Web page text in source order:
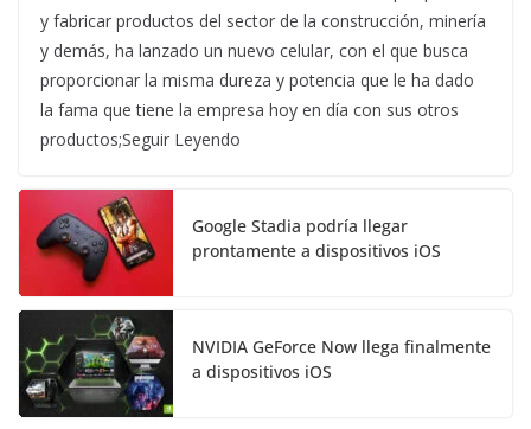
y fabricar productos del sector de la construcción, minería
y demás, ha lanzado un nuevo celular, con el que busca
proporcionar la misma dureza y potencia que le ha dado
la fama que tiene la empresa hoy en día con sus otros
productos;Seguir Leyendo
Google Stadia podría llegar
prontamente a dispositivos iOS
NVIDIA GeForce Now llega finalmente
a dispositivos iOS